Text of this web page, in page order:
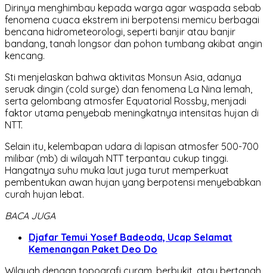
Dirinya menghimbau kepada warga agar waspada sebab
fenomena cuaca ekstrem ini berpotensi memicu berbagai
bencana hidrometeorologi, seperti banjir atau banjir
bandang, tanah longsor dan pohon tumbang akibat angin
kencang.
Sti menjelaskan bahwa aktivitas Monsun Asia, adanya
seruak dingin (cold surge) dan fenomena La Nina lemah,
serta gelombang atmosfer Equatorial Rossby, menjadi
faktor utama penyebab meningkatnya intensitas hujan di
NTT.
Selain itu, kelembapan udara di lapisan atmosfer 500-700
milibar (mb) di wilayah NTT terpantau cukup tinggi.
Hangatnya suhu muka laut juga turut memperkuat
pembentukan awan hujan yang berpotensi menyebabkan
curah hujan lebat.
BACA JUGA
Djafar Temui Yosef Badeoda, Ucap Selamat
Kemenangan Paket Deo Do